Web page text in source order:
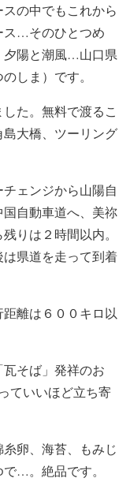
の中でもこれから
ス…そのひとつめ
夕陽と潮風…山口県
しま）です。
た。無料で渡るこ
大橋、ツーリング
ェンジから山陽自
自動車道へ、美祢
りは２時間以内。
県道を走って到着
離は６００キロ以
そば」発祥のお
ていいほど立ち寄
卵、海苔、もみじ
…。絶品です。